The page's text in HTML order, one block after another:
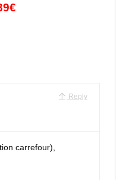
Reply
carrefour),